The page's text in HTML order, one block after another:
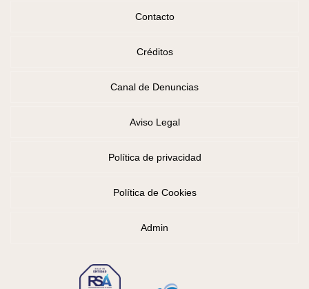
Contacto
Créditos
Canal de Denuncias
Aviso Legal
Política de privacidad
Política de Cookies
Admin